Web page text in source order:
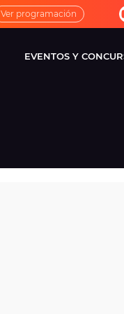
Ver programación
EVENTOS Y